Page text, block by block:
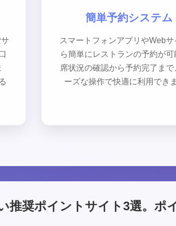
簡単予約システム
スマートフォンアプリやWebサ
ら簡単にレストランの予約が可
席状況の確認から予約完了まで
ーズな操作で快適に利用できま
推奨ポイントサイト3選。